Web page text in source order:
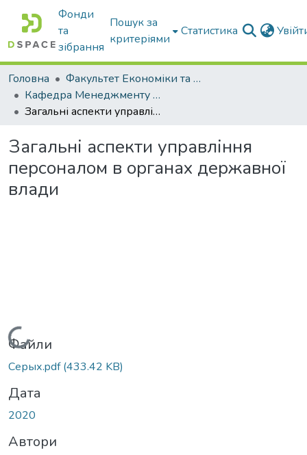
Фонди
та
зібрання
Пошук за
критеріями
Статистика
Головна
Факультет Економіки та бізнесу
Кафедра Менеджменту та публічного адміністрування
Загальні аспекти управління персоналом в органах державної влади
Загальні аспекти управління
персоналом в органах державної
влади
Вантажиться...
Файли
Серых.pdf(433.42 KB)
Дата
2020
Автори